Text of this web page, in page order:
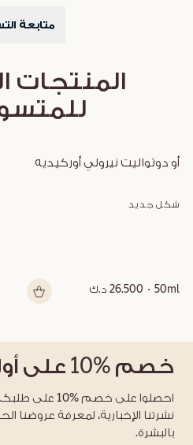
متابعة
المنتجات
أو دوتواليت نيرولي أوركيديه
شكل جديد
50ml 26.500 د.ك
خصم %10 على
احصلوا على خصم
نشرتنا الإخبارية، لمعرفة عروضنا
بالبشرة.